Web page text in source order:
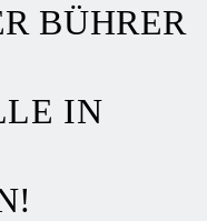
BÜHRER
IN V